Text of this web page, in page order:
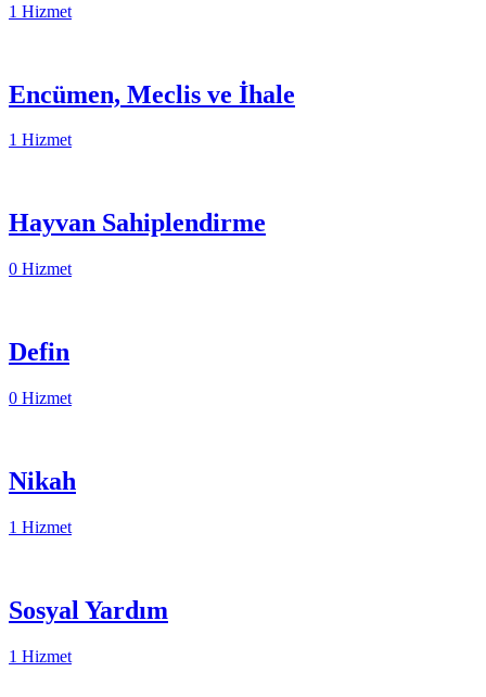
1 Hizmet
Encümen, Meclis ve İhale
1 Hizmet
Hayvan Sahiplendirme
0 Hizmet
Defin
0 Hizmet
Nikah
1 Hizmet
Sosyal Yardım
1 Hizmet